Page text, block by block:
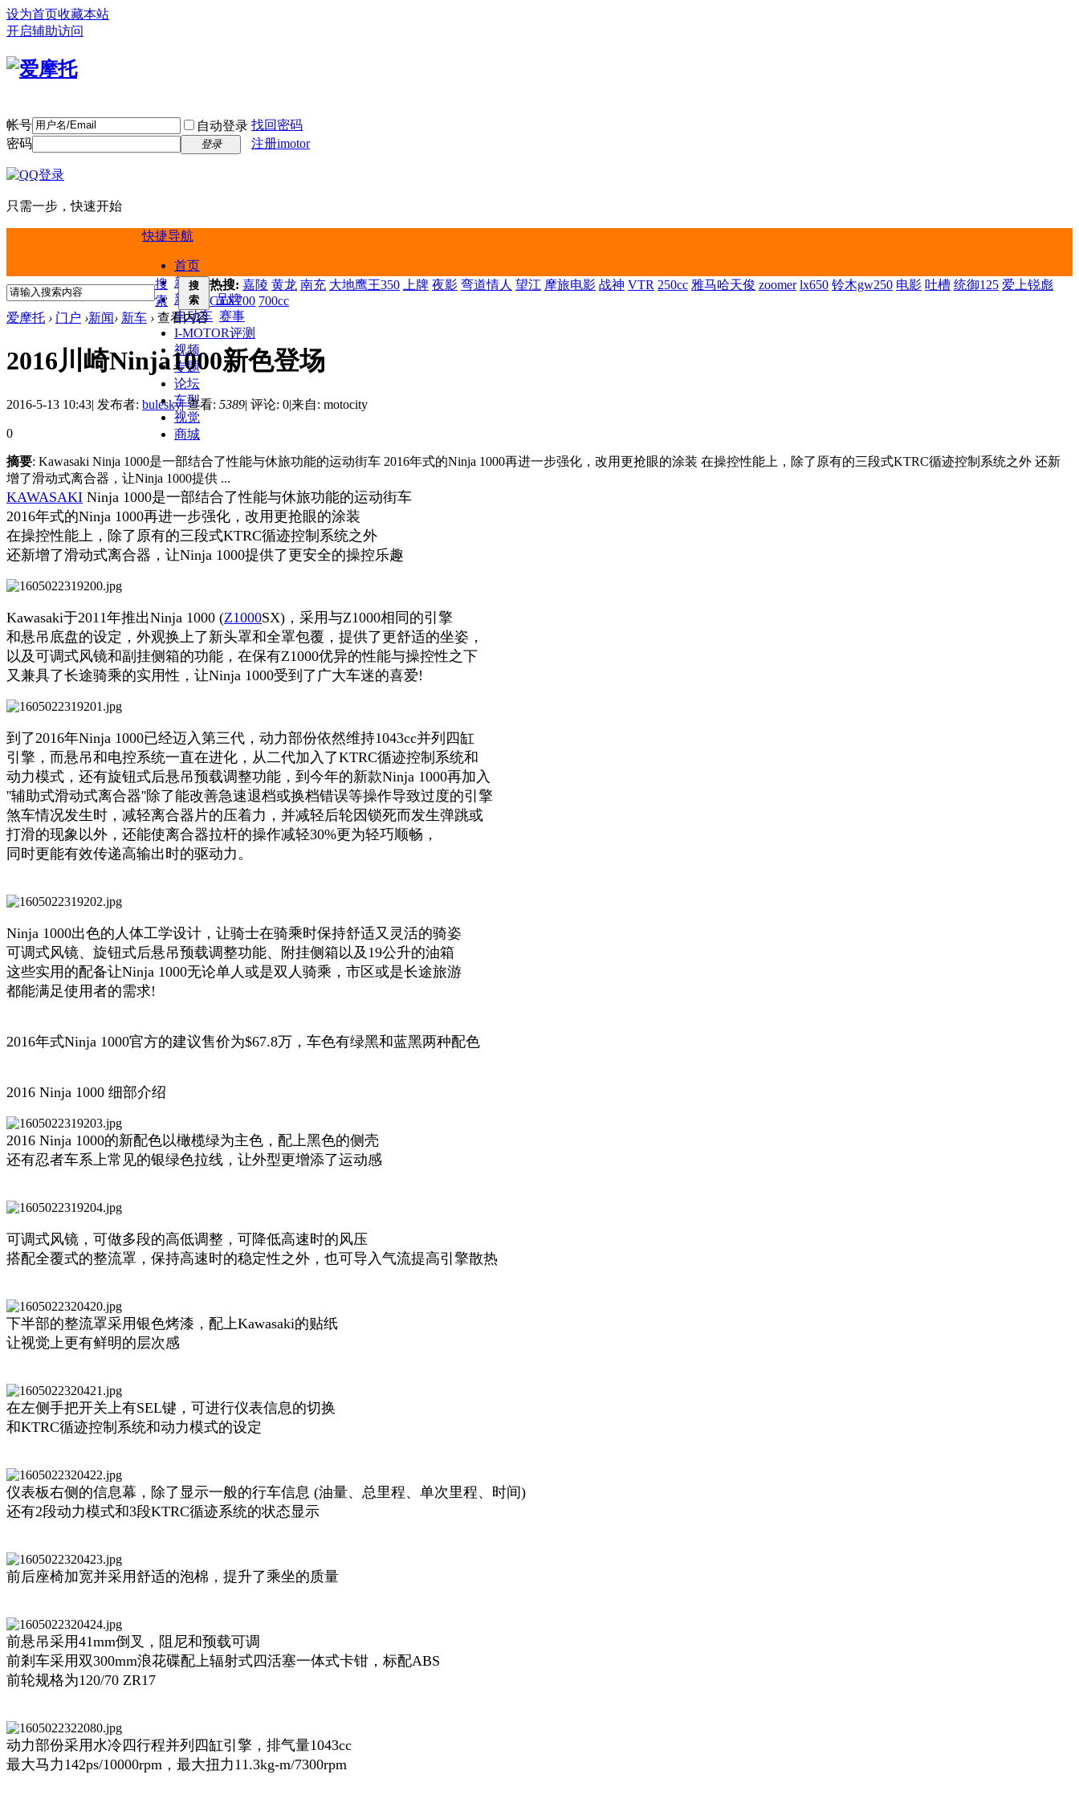
设为首页收藏本站
开启辅助访问
帐号 自动登录 找回密码
密码
登录 注册imotor
只需一步，快速开始
快捷导航
首页
新闻
新车
品牌
电动车 赛事
I-MOTOR评测
视频
专题
论坛
车型
视觉
商城
搜
索
搜
索
热搜: 嘉陵 黄龙 南充 大地鹰王350 上牌 夜影 弯道情人 望江 摩旅电影 战神 VTR 250cc 雅马哈天俊 zoomer lx650 铃木gw250 电影 吐槽 统御125 爱上锐彪
CTX700 700cc
爱摩托 › 门户 ›新闻› 新车 › 查看内容
2016川崎Ninja1000新色登场
2016-5-13 10:43| 发布者: bulesky|查看: 5389| 评论: 0|来自: motocity
0
摘要: Kawasaki Ninja 1000是一部结合了性能与休旅功能的运动街车 2016年式的Ninja 1000再进一步强化，改用更抢眼的涂装 在操控性能上，除了原有的三段式KTRC循迹控制系统之外 还新
增了滑动式离合器，让Ninja 1000提供 ...
KAWASAKI Ninja 1000是一部结合了性能与休旅功能的运动街车
2016年式的Ninja 1000再进一步强化，改用更抢眼的涂装
在操控性能上，除了原有的三段式KTRC循迹控制系统之外
还新增了滑动式离合器，让Ninja 1000提供了更安全的操控乐趣
Kawasaki于2011年推出Ninja 1000 (Z1000SX)，采用与Z1000相同的引擎
和悬吊底盘的设定，外观换上了新头罩和全罩包覆，提供了更舒适的坐姿，
以及可调式风镜和副挂侧箱的功能，在保有Z1000优异的性能与操控性之下
又兼具了长途骑乘的实用性，让Ninja 1000受到了广大车迷的喜爱!
到了2016年Ninja 1000已经迈入第三代，动力部份依然维持1043cc并列四缸
引擎，而悬吊和电控系统一直在进化，从二代加入了KTRC循迹控制系统和
动力模式，还有旋钮式后悬吊预载调整功能，到今年的新款Ninja 1000再加入
''辅助式滑动式离合器''除了能改善急速退档或换档错误等操作导致过度的引擎
煞车情况发生时，减轻离合器片的压着力，并减轻后轮因锁死而发生弹跳或
打滑的现象以外，还能使离合器拉杆的操作减轻30%更为轻巧顺畅，
同时更能有效传递高输出时的驱动力。
Ninja 1000出色的人体工学设计，让骑士在骑乘时保持舒适又灵活的骑姿
可调式风镜、旋钮式后悬吊预载调整功能、附挂侧箱以及19公升的油箱
这些实用的配备让Ninja 1000无论单人或是双人骑乘，市区或是长途旅游
都能满足使用者的需求!
2016年式Ninja 1000官方的建议售价为$67.8万，车色有绿黑和蓝黑两种配色
2016 Ninja 1000 细部介绍
2016 Ninja 1000的新配色以橄榄绿为主色，配上黑色的侧壳
还有忍者车系上常见的银绿色拉线，让外型更增添了运动感
可调式风镜，可做多段的高低调整，可降低高速时的风压
搭配全覆式的整流罩，保持高速时的稳定性之外，也可导入气流提高引擎散热
下半部的整流罩采用银色烤漆，配上Kawasaki的贴纸
让视觉上更有鲜明的层次感
在左侧手把开关上有SEL键，可进行仪表信息的切换
和KTRC循迹控制系统和动力模式的设定
仪表板右侧的信息幕，除了显示一般的行车信息 (油量、总里程、单次里程、时间)
还有2段动力模式和3段KTRC循迹系统的状态显示
前后座椅加宽并采用舒适的泡棉，提升了乘坐的质量
前悬吊采用41mm倒叉，阻尼和预载可调
前剎车采用双300mm浪花碟配上辐射式四活塞一体式卡钳，标配ABS
前轮规格为120/70 ZR17
动力部份采用水冷四行程并列四缸引擎，排气量1043cc
最大马力142ps/10000rpm，最大扭力11.3kg-m/7300rpm